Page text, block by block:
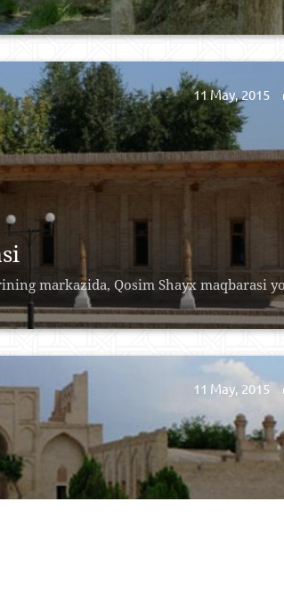
markazida, Qosim Shayx maqbarasi
11 May, 2015
11 May, 2015